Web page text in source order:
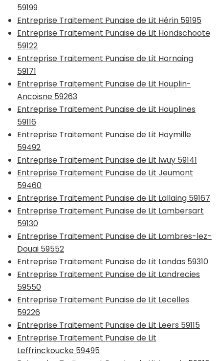
59199
Entreprise Traitement Punaise de Lit Hérin 59195
Entreprise Traitement Punaise de Lit Hondschoote
59122
Entreprise Traitement Punaise de Lit Hornaing
59171
Entreprise Traitement Punaise de Lit Houplin-
Ancoisne 59263
Entreprise Traitement Punaise de Lit Houplines
59116
Entreprise Traitement Punaise de Lit Hoymille
59492
Entreprise Traitement Punaise de Lit Iwuy 59141
Entreprise Traitement Punaise de Lit Jeumont
59460
Entreprise Traitement Punaise de Lit Lallaing 59167
Entreprise Traitement Punaise de Lit Lambersart
59130
Entreprise Traitement Punaise de Lit Lambres-lez-
Douai 59552
Entreprise Traitement Punaise de Lit Landas 59310
Entreprise Traitement Punaise de Lit Landrecies
59550
Entreprise Traitement Punaise de Lit Lecelles
59226
Entreprise Traitement Punaise de Lit Leers 59115
Entreprise Traitement Punaise de Lit
Leffrinckoucke 59495